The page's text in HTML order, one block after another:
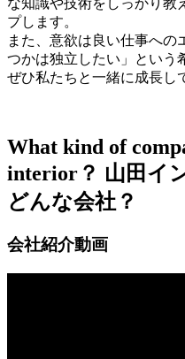
な知識や技術をしっかり教
プします。
また、意欲は良い仕事への
つかは独立したい」という
ぜひ私たちと一緒に成長し
What kind of
interior？ 山田イ
どんな会社？
会社紹介動画